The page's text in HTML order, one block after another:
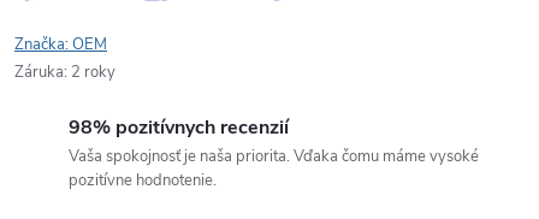
Značka:OEM
Záruka: 2 roky
98% pozitívnych recenzií
Vaša spokojnosť je naša priorita. Vďaka čomu máme vysoké
pozitívne hodnotenie.